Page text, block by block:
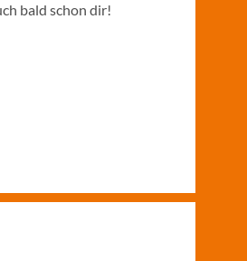
bald schon dir!